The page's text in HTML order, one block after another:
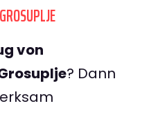
von
? Dann